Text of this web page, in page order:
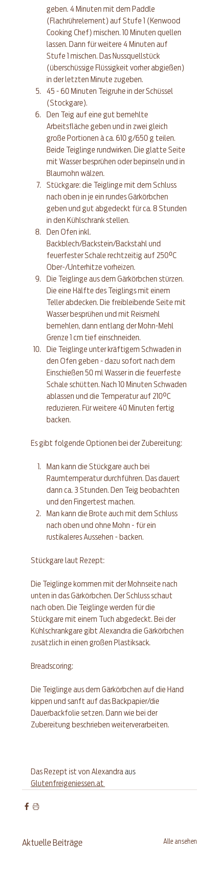
geben. 4 Minuten mit dem Paddle
(Flachrührelement) auf Stufe 1 (Kenwood
Cooking Chef) mischen. 10 Minuten quellen
lassen. Dann für weitere 4 Minuten auf
Stufe 1 mischen. Das Nussquellstück
(überschüssige Flüssigkeit vorher abgießen)
in der letzten Minute zugeben.
45 - 60 Minuten Teigruhe in der Schüssel
(Stockgare).
Den Teig auf eine gut bemehlte
Arbeitsfläche geben und in zwei gleich
große Portionen à ca. 610 g/650 g teilen.
Beide Teiglinge rundwirken. Die glatte Seite
mit Wasser besprühen oder bepinseln und in
Blaumohn wälzen.
Stückgare: die Teiglinge mit dem Schluss
nach oben in je ein rundes Gärkörbchen
geben und gut abgedeckt für ca. 8 Stunden
in den Kühlschrank stellen.
Den Ofen inkl.
Backblech/Backstein/Backstahl und
feuerfester Schale rechtzeitig auf 250°C
Ober-/Unterhitze vorheizen.
Die Teiglinge aus dem Gärkörbchen stürzen.
Die eine Hälfte des Teiglings mit einem
Teller abdecken. Die freibleibende Seite mit
Wasser besprühen und mit Reismehl
bemehlen, dann entlang der Mohn-Mehl
Grenze 1 cm tief einschneiden.
Die Teiglinge unter kräftigem Schwaden in
den Ofen geben - dazu sofort nach dem
Einschießen 50 ml Wasser in die feuerfeste
Schale schütten. Nach 10 Minuten Schwaden
ablassen und die Temperatur auf 210°C
reduzieren. Für weitere 40 Minuten fertig
backen.
Es gibt folgende Optionen bei der Zubereitung:
Man kann die Stückgare auch bei
Raumtemperatur durchführen. Das dauert
dann ca. 3 Stunden. Den Teig beobachten
und den Fingertest machen.
Man kann die Brote auch mit dem Schluss
nach oben und ohne Mohn - für ein
rustikaleres Aussehen - backen.
Stückgare laut Rezept:
Die Teiglinge kommen mit der Mohnseite nach
unten in das Gärkörbchen. Der Schluss schaut
nach oben. Die Teiglinge werden für die
Stückgare mit einem Tuch abgedeckt. Bei der
Kühlschrankgare gibt Alexandra die Gärkörbchen
zusätzlich in einen großen Plastiksack.
Breadscoring:
Die Teiglinge aus dem Gärkörbchen auf die Hand
kippen und sanft auf das Backpapier/die
Dauerbackfolie setzen. Dann wie bei der
Zubereitung beschrieben weiterverarbeiten.
Das Rezept ist von Alexandra aus
Glutenfreigeniessen.at
Aktuelle Beiträge Alle ansehen